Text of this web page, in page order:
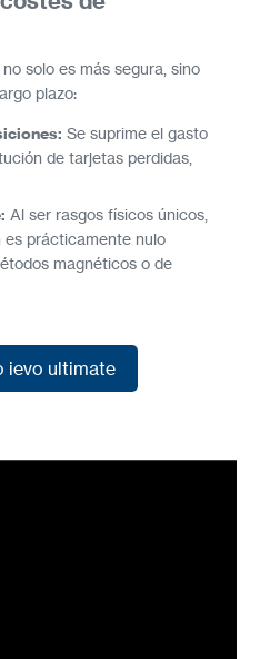
solo es más segura, sino
plazo:
Se suprime el gasto
de tarjetas perdidas,
Al ser rasgos físicos únicos,
es prácticamente nulo
magnéticos o de
ievo ultimate